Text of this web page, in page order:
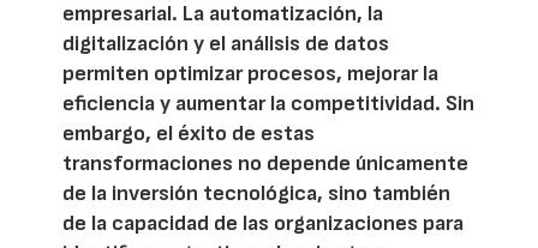
empresarial. La automatización, la
digitalización y el análisis de datos
permiten optimizar procesos, mejorar la
eficiencia y aumentar la competitividad. Sin
embargo, el éxito de estas
transformaciones no depende únicamente
de la inversión tecnológica, sino también
de la capacidad de las organizaciones para